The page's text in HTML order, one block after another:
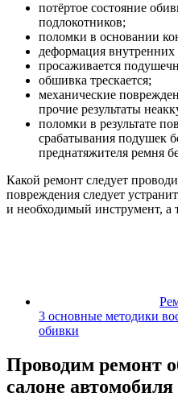
потёртое состояние
подлокотников;
поломки в основании
деформация
просаживается
обшивка трескается;
механические
прочие результаты
поломки в результате
срабатывания подушек
преднатяжителя ремня
Какой ремонт следует
повреждения следует
и необходимый инструмент, а
3 основные методики
обивки
Проводим ремонт
салоне автомобиля